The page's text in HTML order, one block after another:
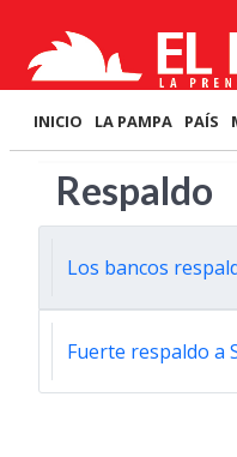
INICIO LA PAMPA PAÍS
Respaldo
Los bancos
Fuerte respaldo a